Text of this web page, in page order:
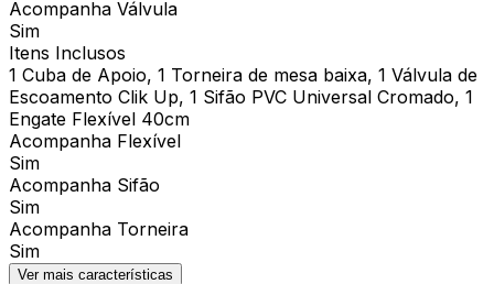
Acompanha Válvula
Sim
Itens Inclusos
1 Cuba de Apoio, 1 Torneira de mesa baixa, 1 Válvula de
Escoamento Clik Up, 1 Sifão PVC Universal Cromado, 1
Engate Flexível 40cm
Acompanha Flexível
Sim
Acompanha Sifão
Sim
Acompanha Torneira
Sim
Ver mais características